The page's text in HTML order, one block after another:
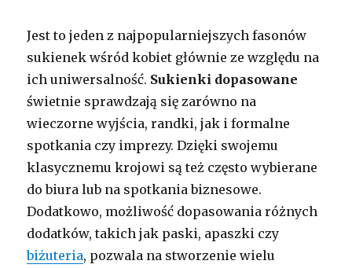
Jest to jeden z najpopularniejszych fasonów
sukienek wśród kobiet głównie ze względu na
ich uniwersalność. Sukienki dopasowane
świetnie sprawdzają się zarówno na
wieczorne wyjścia, randki, jak i formalne
spotkania czy imprezy. Dzięki swojemu
klasycznemu krojowi są też często wybierane
do biura lub na spotkania biznesowe.
Dodatkowo, możliwość dopasowania różnych
dodatków, takich jak paski, apaszki czy
biżuteria, pozwala na stworzenie wielu